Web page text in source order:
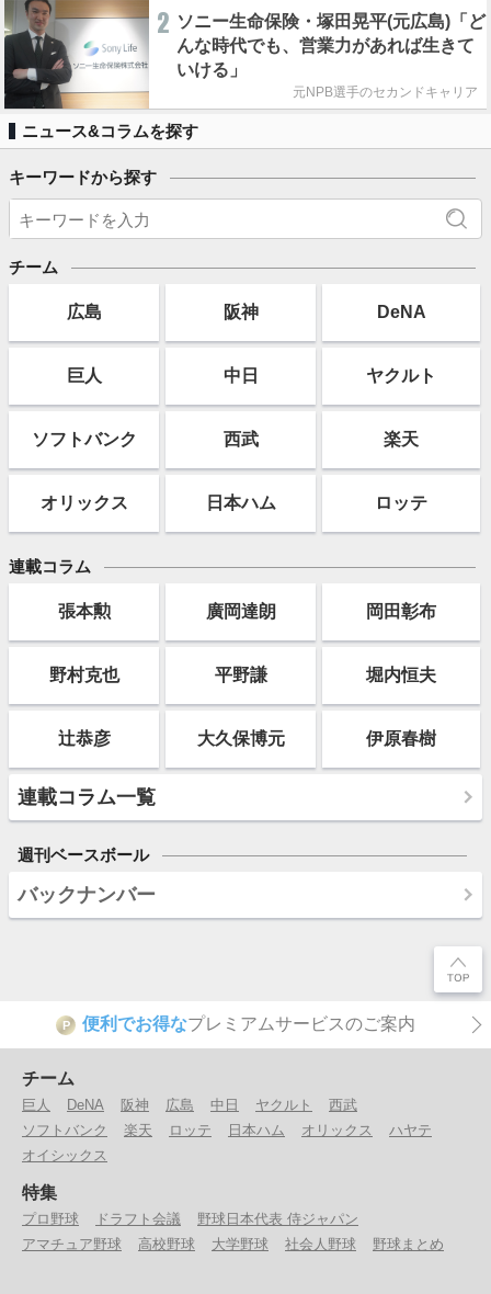
2 ソニー生命保険・塚田晃平(元広島)「ど
んな時代でも、営業力があれば生きて
いける」
元NPB選手のセカンドキャリア
ニュース&コラムを探す
キーワードから探す
チーム
広島 阪神 DeNA
巨人 中日 ヤクルト
ソフトバンク 西武 楽天
オリックス 日本ハム ロッテ
連載コラム
張本勲 廣岡達朗 岡田彰布
野村克也 平野謙 堀内恒夫
辻恭彦 大久保博元 伊原春樹
連載コラム一覧
週刊ベースボール
バックナンバー
P 便利でお得なプレミアムサービスのご案内
チーム
巨人 DeNA 阪神 広島 中日 ヤクルト
西武
ソフトバンク
楽天 ロッテ 日本ハム オリックス
ハヤテ
オイシックス
特集
プロ野球 ドラフト会議
野球日本代表 侍ジャパン
アマチュア野球
高校野球 大学野球 社会人野球 野球まとめ